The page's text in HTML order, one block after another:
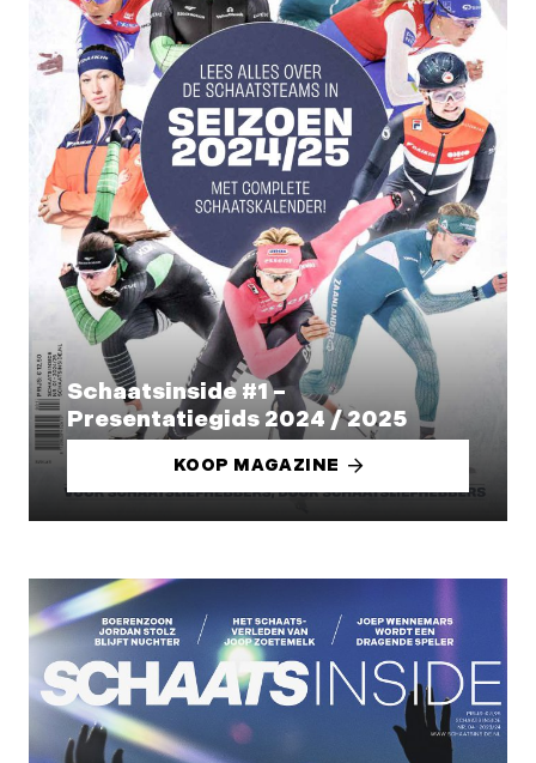
Schaatsinside #1 –
Presentatiegids 2024 / 2025
KOOP MAGAZINE